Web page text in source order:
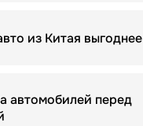
из Китая выгоднее
автомобилей перед